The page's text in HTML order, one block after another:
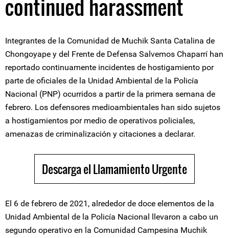
continued harassment
Integrantes de la Comunidad de Muchik Santa Catalina de
Chongoyape y del Frente de Defensa Salvemos Chaparrí han
reportado continuamente incidentes de hostigamiento por
parte de oficiales de la Unidad Ambiental de la Policía
Nacional (PNP) ocurridos a partir de la primera semana de
febrero. Los defensores medioambientales han sido sujetos
a hostigamientos por medio de operativos policiales,
amenazas de criminalización y citaciones a declarar.
Descarga el Llamamiento Urgente
El 6 de febrero de 2021, alrededor de doce elementos de la
Unidad Ambiental de la Policía Nacional llevaron a cabo un
segundo operativo en la Comunidad Campesina Muchik